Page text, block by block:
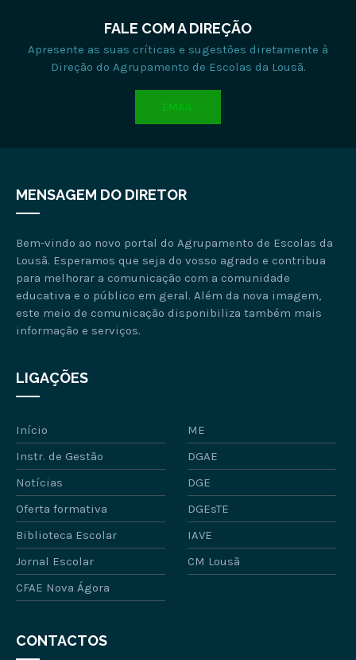
FALE COM A DIREÇÃO
Apresente as suas críticas e sugestões diretamente à
Direção do Agrupamento de Escolas da Lousã.
EMAIL
MENSAGEM DO DIRETOR
Bem-vindo ao novo portal do Agrupamento de Escolas da
Lousã. Esperamos que seja do vosso agrado e contribua
para melhorar a comunicação com a comunidade
educativa e o público em geral. Além da nova imagem,
este meio de comunicação disponibiliza também mais
informação e serviços.
LIGAÇÕES
Início
ME
Instr. de Gestão
DGAE
Notícias
DGE
Oferta formativa
DGEsTE
Biblioteca Escolar
IAVE
Jornal Escolar
CM Lousã
CFAE Nova Ágora
CONTACTOS